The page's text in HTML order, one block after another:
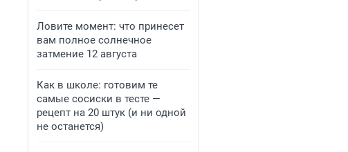
Ловите момент: что принесет
вам полное солнечное
затмение 12 августа
Как в школе: готовим те
самые сосиски в тесте —
рецепт на 20 штук (и ни одной
не останется)